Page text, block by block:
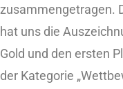
zusammengetragen.
hat uns die
Gold und den ersten
der Kategorie